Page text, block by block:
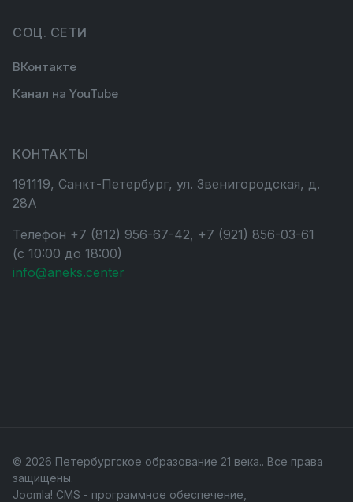
СОЦ. СЕТИ
ВКонтакте
Канал на YouTube
КОНТАКТЫ
191119, Санкт-Петербург, ул. Звенигородская, д.
28А
Телефон +7 (812) 956-67-42, +7 (921) 856-03-61
(с 10:00 до 18:00)
info@aneks.center
© 2026 Петербургское образование 21 века.. Все права
защищены.
Joomla! CMS - программное обеспечение,